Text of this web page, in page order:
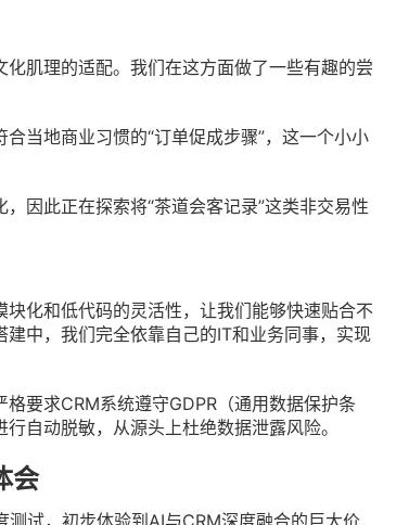
肌理的适配。我们在这方面做了一些有趣的尝
当地商业习惯的“订单促成步骤”，这一个小小
因此正在探索将“茶道会客记录”这类非交易性
化和低代码的灵活性，让我们能够快速贴合不
中，我们完全依靠自己的IT和业务同事，实现
要求CRM系统遵守GDPR（通用数据保护条
自动脱敏，从源头上杜绝数据泄露风险。
会